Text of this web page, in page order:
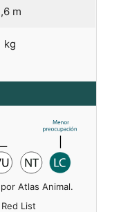
m
kg
Atlas Animal.
List